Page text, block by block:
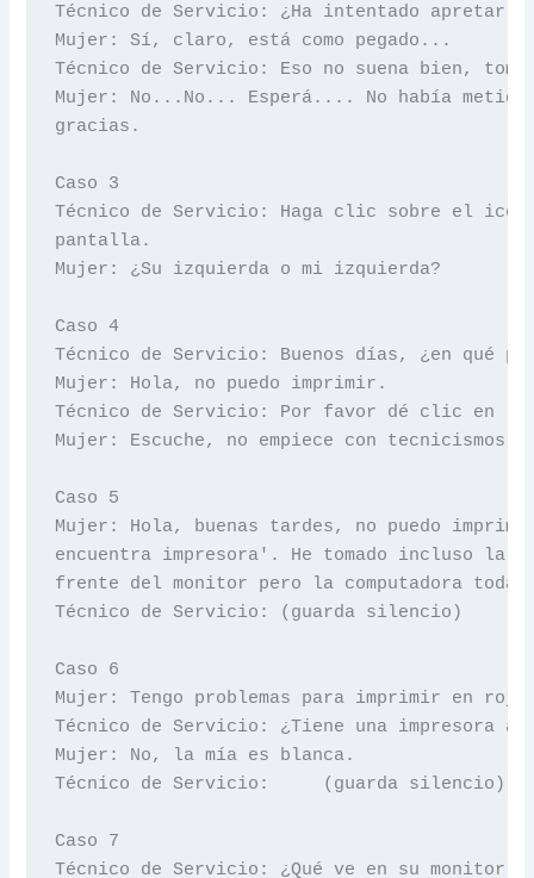
Técnico de Servicio: ¿Ha intentado apretar
Mujer: Sí, claro, está como pegado...
Técnico de Servicio: Eso no suena bien,
Mujer: No...No... Esperá.... No había
gracias.
Caso 3
Técnico de Servicio: Haga clic sobre el
pantalla.
Mujer: ¿Su izquierda o mi izquierda?
Caso 4
Técnico de Servicio: Buenos días, ¿en qué
Mujer: Hola, no puedo imprimir.
Técnico de Servicio: Por favor dé clic en
Mujer: Escuche, no empiece con tecnicismos,
Caso 5
Mujer: Hola, buenas tardes, no puedo
encuentra impresora'. He tomado incluso la
frente del monitor pero la computadora
Técnico de Servicio: (guarda silencio)
Caso 6
Mujer: Tengo problemas para imprimir en
Técnico de Servicio: ¿Tiene una impresora a
Mujer: No, la mía es blanca.
Técnico de Servicio:     (guarda silencio)
Caso 7
Técnico de Servicio: ¿Qué ve en su monitor